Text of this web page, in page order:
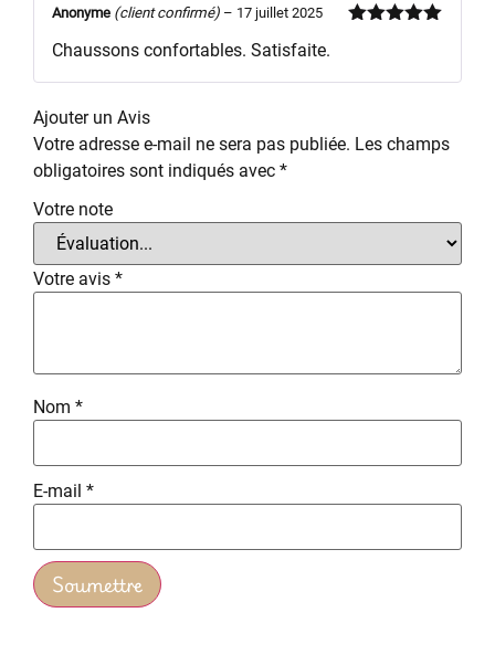
Anonyme (client confirmé) – 17 juillet 2025
Chaussons confortables. Satisfaite.
Ajouter un Avis
Votre adresse e-mail ne sera pas publiée. Les champs
obligatoires sont indiqués avec *
Votre note
Votre avis *
Nom *
E-mail *